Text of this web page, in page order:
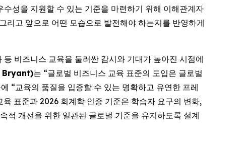
성을 지원할 수 있는 기준을 마련하기 위해 이해관계자
리고 앞으로 어떤 모습으로 발전해야 하는지를 반영하게
비즈니스 교육을 둘러싼 감시와 기대가 높아진 시점에
Bryant)는 “글로벌 비즈니스 교육 표준의 도입은 글로벌
“교육의 품질을 입증할 수 있는 명확하고 유연한 프레
표준과 2026 회계학 인증 기준은 학습자 요구의 변화,
적 개선을 위한 일관된 글로벌 기준을 유지하도록 설계